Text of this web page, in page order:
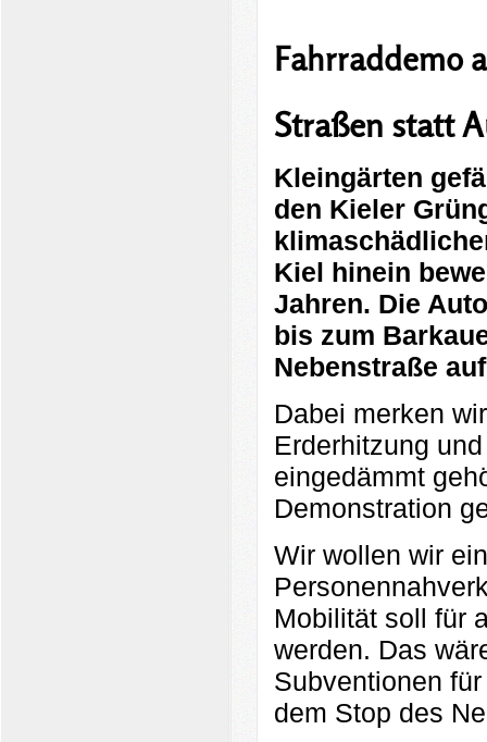
Fahrraddemo
Straßen statt
Kleingärten
den Kieler
Kiel hinein
Jahren. Die
bis zum
Nebenstraße
Dabei merken
Erderhitzung
eingedämmt
Demonstration
Wir wollen wir
Mobilität soll für
werden. Das
Subventionen
dem Stop des